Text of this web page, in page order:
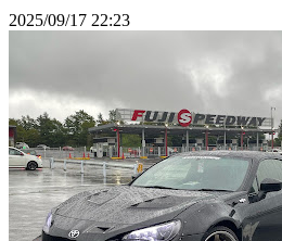
2025/09/17 22:23